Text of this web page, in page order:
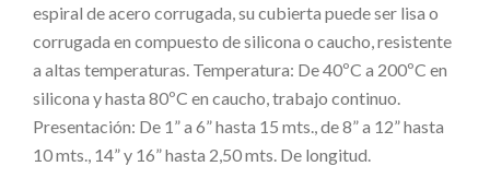
espiral de acero corrugada, su cubierta puede ser lisa o
corrugada en compuesto de silicona o caucho, resistente
a altas temperaturas. Temperatura: De 40ºC a 200ºC en
silicona y hasta 80ºC en caucho, trabajo continuo.
Presentación: De 1” a 6” hasta 15 mts., de 8” a 12” hasta
10 mts., 14” y 16” hasta 2,50 mts. De longitud.